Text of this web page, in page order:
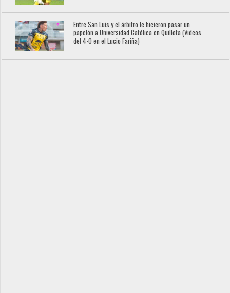
Entre San Luis y el árbitro le hicieron pasar un
papelón a Universidad Católica en Quillota (Videos
del 4-0 en el Lucio Fariña)